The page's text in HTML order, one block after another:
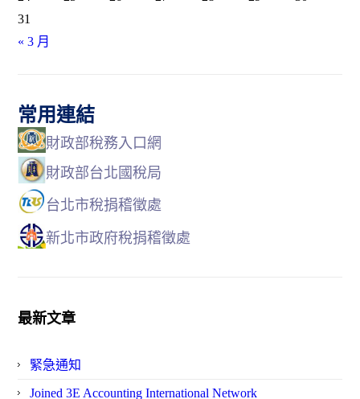
31
« 3 月
常用連結
財政部稅務入口網
財政部台北國稅局
台北市稅捐稽徵處
新北市政府稅捐稽徵處
最新文章
緊急通知
Joined 3E Accounting International Network